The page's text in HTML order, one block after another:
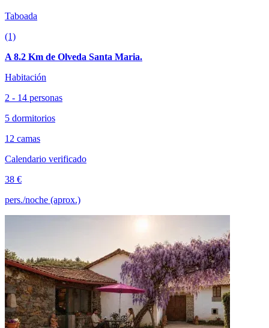
Taboada
(1)
A 8.2 Km de Olveda Santa Maria.
Habitación
2 - 14 personas
5 dormitorios
12 camas
Calendario verificado
38 €
pers./noche (aprox.)